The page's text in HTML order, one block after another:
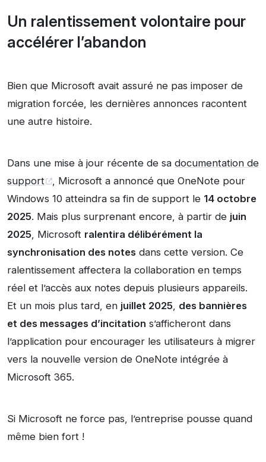
Un ralentissement volontaire pour
accélérer l’abandon
Bien que Microsoft avait assuré ne pas imposer de
migration forcée, les dernières annonces racontent
une autre histoire.
Dans une mise à jour récente de sa documentation de
support
, Microsoft a annoncé que OneNote pour
Windows 10 atteindra sa fin de support le 14 octobre
2025. Mais plus surprenant encore, à partir de juin
2025, Microsoft ralentira délibérément la
synchronisation des notes dans cette version. Ce
ralentissement affectera la collaboration en temps
réel et l’accès aux notes depuis plusieurs appareils.
Et un mois plus tard, en juillet 2025, des bannières
et des messages d’incitation s’afficheront dans
l’application pour encourager les utilisateurs à migrer
vers la nouvelle version de OneNote intégrée à
Microsoft 365.
Si Microsoft ne force pas, l’entreprise pousse quand
même bien fort !